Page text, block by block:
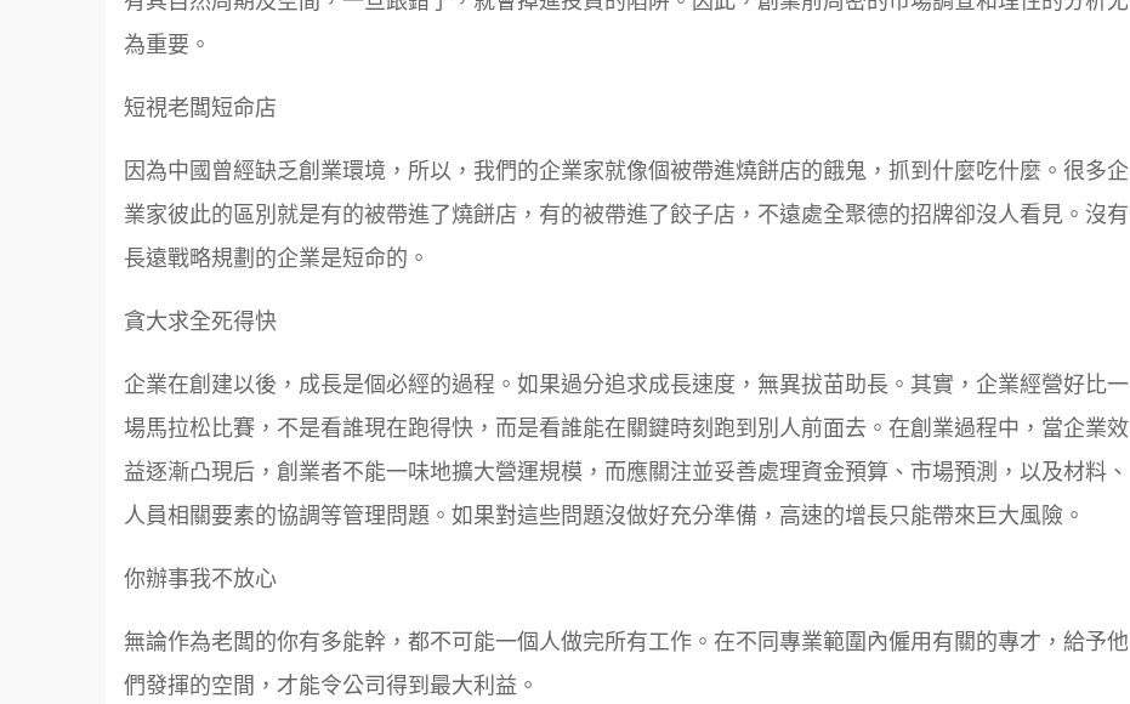
為重要。
短視老闆短命店
因為中國曾經缺乏創業環境，所以，我們的企業家就像個被帶進燒餅店的餓鬼，抓到什麼吃什麼。很多企
業家彼此的區別就是有的被帶進了燒餅店，有的被帶進了餃子店，不遠處全聚德的招牌卻沒人看見。沒有
長遠戰略規劃的企業是短命的。
貪大求全死得快
企業在創建以後，成長是個必經的過程。如果過分追求成長速度，無異拔苗助長。其實，企業經營好比一
場馬拉松比賽，不是看誰現在跑得快，而是看誰能在關鍵時刻跑到別人前面去。在創業過程中，當企業效
益逐漸凸現后，創業者不能一味地擴大營運規模，而應關注並妥善處理資金預算、市場預測，以及材料、
人員相關要素的協調等管理問題。如果對這些問題沒做好充分準備，高速的增長只能帶來巨大風險。
你辦事我不放心
無論作為老闆的你有多能幹，都不可能一個人做完所有工作。在不同專業範圍內僱用有關的專才，給予他
們發揮的空間，才能令公司得到最大利益。